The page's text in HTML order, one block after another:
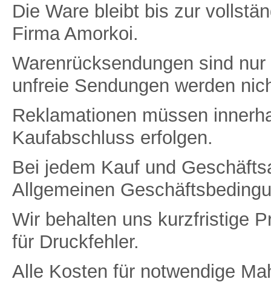
Die Ware bleibt bis zur
Firma Amorkoi.
Warenrücksendungen sind
unfreie Sendungen werden
Reklamationen müssen
Kaufabschluss erfolgen.
Bei jedem Kauf und
Allgemeinen
Wir behalten uns kurzfristige
für Druckfehler.
Alle Kosten für notwendige